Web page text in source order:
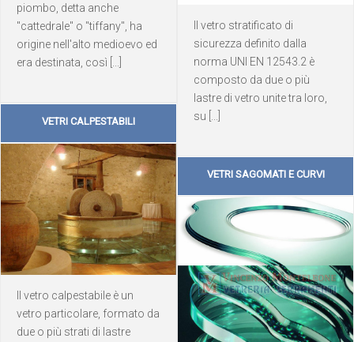
piombo, detta anche
"cattedrale" o "tiffany", ha
origine nell'alto medioevo ed
era destinata, così [...]
Il vetro stratificato di
sicurezza definito dalla
norma UNI EN 12543.2 è
composto da due o più
lastre di vetro unite tra loro,
su [...]
VETRI CALPESTABILI
Il vetro calpestabile è un
vetro particolare, formato da
due o più strati di lastre
VETRI SAGOMATI E CURVI